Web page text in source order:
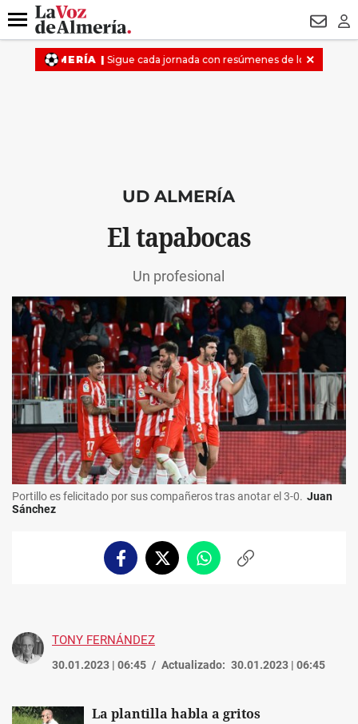
DESTACADO
Menú
UD ALMERÍA
El tapabocas
Un profesional
Portillo es felicitado por sus compañeros tras anotar el 3-0. Juan
Sánchez
FacebookTwitterWhatsappCopiar
TONY FERNÁNDEZ
30.01.2023 | 06:45 Actualizado: 30.01.2023 | 06:45
La plantilla habla a gritos